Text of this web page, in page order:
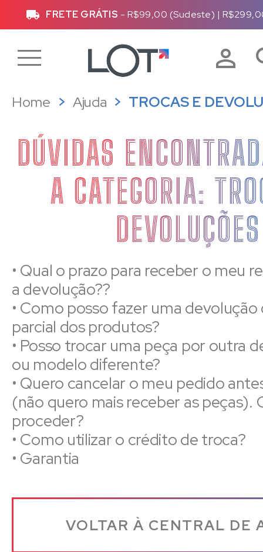
FRETE GRÁTIS - R$99,00 (Sudeste) |
Home Ajuda TROCAS E
DÚVIDAS
A CATEGORIA:
DEVOLUÇÕES
• Qual o prazo para receber o meu
a devolução??
• Como posso fazer uma
parcial dos produtos?
• Posso trocar uma peça por outra
ou modelo diferente?
• Quero cancelar o meu pedido
(não quero mais receber as peças).
proceder?
• Como utilizar o crédito de troca?
• Garantia
VOLTAR À CENTRAL DE